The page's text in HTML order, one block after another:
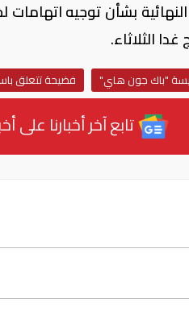
النهائية بشأن توجيه
الثلاثاء.
"باك جون هاي" فضيحة تتعلق
تابع آخر أخبارنا على